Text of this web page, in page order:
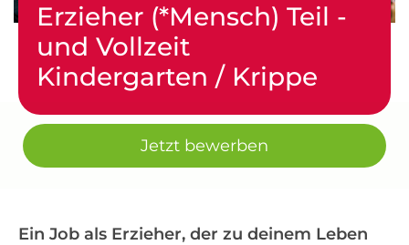
Erzieher (*Mensch) Teil -
und Vollzeit
Kindergarten / Krippe
Jetzt bewerben
Ein Job als Erzieher, der zu deinem Leben